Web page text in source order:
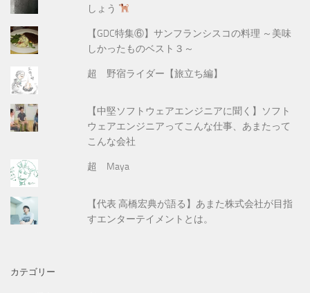
しょう
【GDC特集⑥】サンフランシスコの料理 ～美味
しかったものベスト３～
超 野宿ライダー【旅立ち編】
【中堅ソフトウェアエンジニアに聞く】ソフト
ウェアエンジニアってこんな仕事、あまたって
こんな会社
超 Maya
【代表 高橋宏典が語る】あまた株式会社が目指
すエンターテイメントとは。
カテゴリー